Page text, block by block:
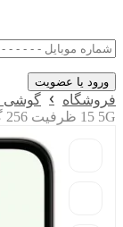
فروشگاه گوشی
15 5G ظرفیت 256 گیگابایت و رم 8 گیگابایت